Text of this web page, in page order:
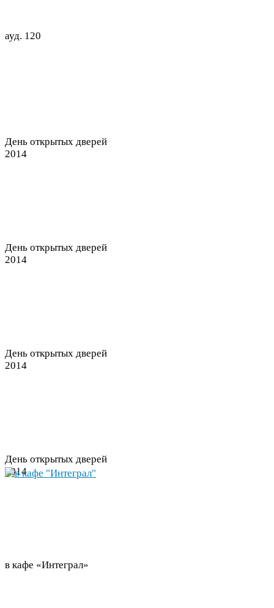
ауд. 120
День открытых дверей
2014
День открытых дверей
2014
День открытых дверей
2014
День открытых дверей
2014
в кафе «Интеграл»